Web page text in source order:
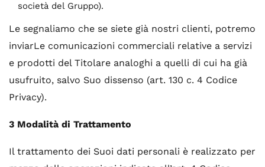
società del Gruppo).
Le segnaliamo che se siete già nostri clienti, potremo
inviarLe comunicazioni commerciali relative a servizi
e prodotti del Titolare analoghi a quelli di cui ha già
usufruito, salvo Suo dissenso (art. 130 c. 4 Codice
Privacy).
3 Modalità di Trattamento
Il trattamento dei Suoi dati personali è realizzato per